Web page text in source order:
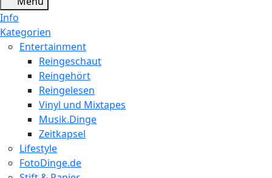
Info
Kategorien
Entertainment
Reingeschaut
Reingehört
Reingelesen
Vinyl und Mixtapes
Musik.Dinge
Zeitkapsel
Lifestyle
FotoDinge.de